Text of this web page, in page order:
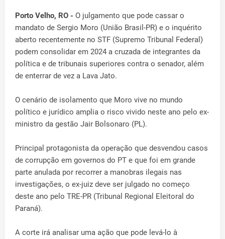
Porto Velho, RO - O julgamento que pode cassar o
mandato de Sergio Moro (União Brasil-PR) e o inquérito
aberto recentemente no STF (Supremo Tribunal Federal)
podem consolidar em 2024 a cruzada de integrantes da
política e de tribunais superiores contra o senador, além
de enterrar de vez a Lava Jato.
O cenário de isolamento que Moro vive no mundo
político e jurídico amplia o risco vivido neste ano pelo ex-
ministro da gestão Jair Bolsonaro (PL).
Principal protagonista da operação que desvendou casos
de corrupção em governos do PT e que foi em grande
parte anulada por recorrer a manobras ilegais nas
investigações, o ex-juiz deve ser julgado no começo
deste ano pelo TRE-PR (Tribunal Regional Eleitoral do
Paraná).
A corte irá analisar uma ação que pode levá-lo à